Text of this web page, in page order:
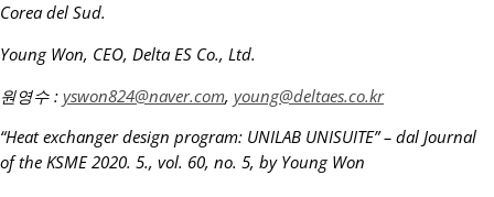
Corea del Sud.
Young Won, CEO, Delta ES Co., Ltd.
원영수 : yswon824@naver.com, young@deltaes.co.kr
“Heat exchanger design program: UNILAB UNISUITE” – dal Journal
of the KSME 2020. 5., vol. 60, no. 5, by Young Won